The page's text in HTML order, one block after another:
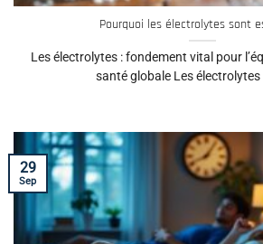
Pourquoi les électrolytes sont
Les électrolytes : fondement vital pour
santé globale Les électrolytes
29
Sep